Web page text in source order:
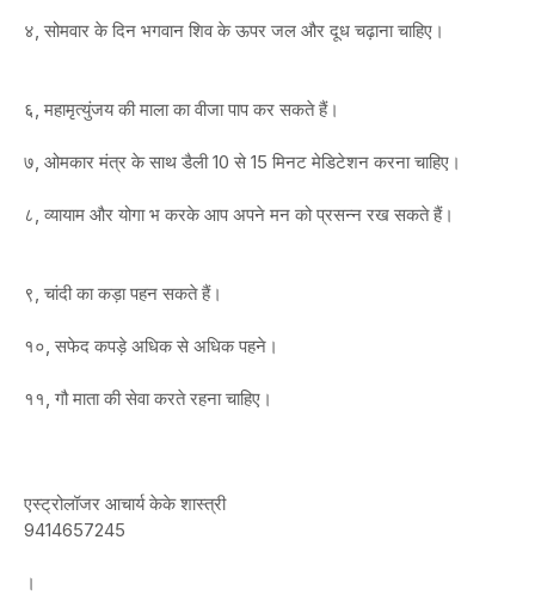
४, सोमवार के दिन भगवान शिव के ऊपर जल और दूध चढ़ाना चाहिए।
६, महामृत्युंजय की माला का वीजा पाप कर सकते हैं।
७, ओमकार मंत्र के साथ डैली 10 से 15 मिनट मेडिटेशन करना चाहिए।
८, व्यायाम और योगा भ करके आप अपने मन को प्रसन्न रख सकते हैं।
९, चांदी का कड़ा पहन सकते हैं।
१०, सफेद कपड़े अधिक से अधिक पहने।
११, गौ माता की सेवा करते रहना चाहिए।
एस्ट्रोलॉजर आचार्य केके शास्त्री
9414657245
।